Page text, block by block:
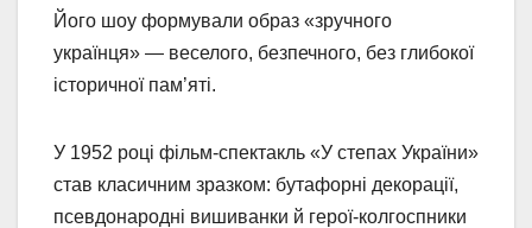
Його шоу формували образ «зручного
українця» — веселого, безпечного, без глибокої
історичної пам’яті.
У 1952 році фільм-спектакль «У степах України»
став класичним зразком: бутафорні декорації,
псевдонародні вишиванки й герої-колгоспники